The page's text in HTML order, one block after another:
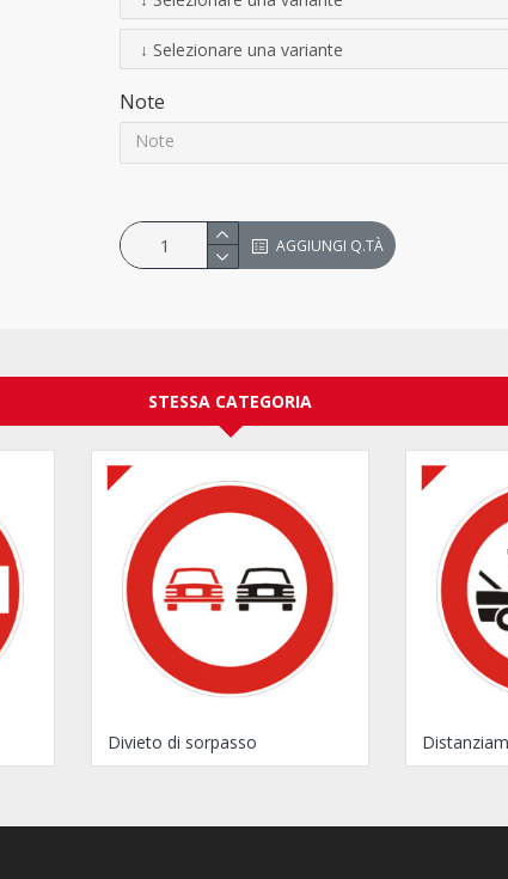
Note
AGGIUNGI Q.TÀ
STESSA CATEGORIA
Divieto di sorpasso